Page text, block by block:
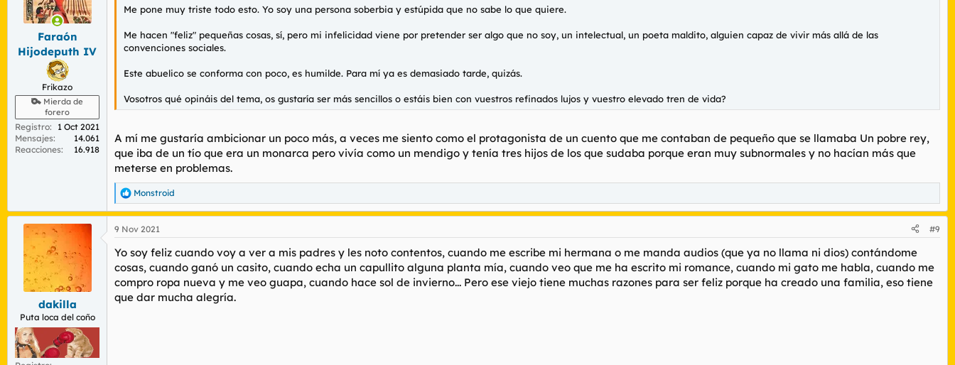
Faraón
Hijodeputh IV
Frikazo
Mierda de
forero
Registro
1 Oct 2021
Mensajes
14.061
Reacciones
16.918
Me pone muy triste todo esto. Yo soy una persona soberbia y estúpida que no sabe lo que quiere.
Me hacen "feliz" pequeñas cosas, sí, pero mi infelicidad viene por pretender ser algo que no soy, un intelectual, un poeta maldito, alguien capaz de vivir más allá de las
convenciones sociales.
Este abuelico se conforma con poco, es humilde. Para mí ya es demasiado tarde, quizás.
Vosotros qué opináis del tema, os gustaría ser más sencillos o estáis bien con vuestros refinados lujos y vuestro elevado tren de vida?
A mí me gustaría ambicionar un poco más, a veces me siento como el protagonista de un cuento que me contaban de pequeño que se llamaba Un pobre rey,
que iba de un tío que era un monarca pero vivía como un mendigo y tenía tres hijos de los que sudaba porque eran muy subnormales y no hacían más que
meterse en problemas.
R
e
a
c
i
o
e
s
Monstroid
dakilla
Puta loca del coño
9 Nov 2021 #9
Yo soy feliz cuando voy a ver a mis padres y les noto contentos, cuando me escribe mi hermana o me manda audios (que ya no llama ni dios) contándome
cosas, cuando ganó un casito, cuando echa un capullito alguna planta mía, cuando veo que me ha escrito mi romance, cuando mi gato me habla, cuando me
compro ropa nueva y me veo guapa, cuando hace sol de invierno... Pero ese viejo tiene muchas razones para ser feliz porque ha creado una familia, eso tiene
que dar mucha alegría.